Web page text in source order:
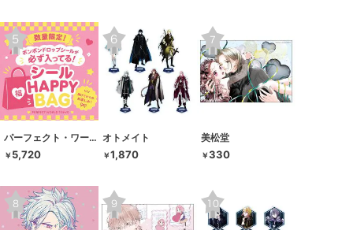
パーフェクト・ワールド・トーキョー
￥ 5,720
オトメイト
￥1,870
美松堂
￥330